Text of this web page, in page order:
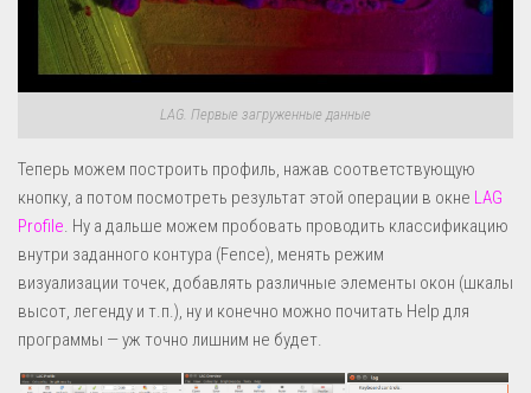
LAG. Первые загруженные данные
Теперь можем построить профиль, нажав соответствующую
кнопку, а потом посмотреть результат этой операции в окне LAG
Profile. Ну а дальше можем пробовать проводить классификацию
внутри заданного контура (Fence), менять режим
визуализации точек, добавлять различные элементы окон (шкалы
высот, легенду и т.п.), ну и конечно можно почитать Help для
программы — уж точно лишним не будет.